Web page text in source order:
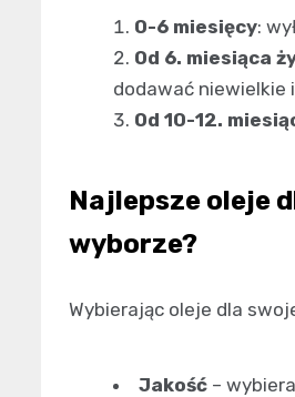
0-6 miesięcy:
Od 6. miesiąca
dodawać niewielkie
Od 10-12.
Najlepsze oleje
wyborze?
Wybierając oleje dla
Jakość –